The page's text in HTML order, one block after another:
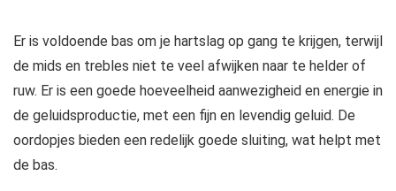
Er is voldoende bas om je hartslag op gang te krijgen, terwijl
de mids en trebles niet te veel afwijken naar te helder of
ruw. Er is een goede hoeveelheid aanwezigheid en energie in
de geluidsproductie, met een fijn en levendig geluid. De
oordopjes bieden een redelijk goede sluiting, wat helpt met
de bas.